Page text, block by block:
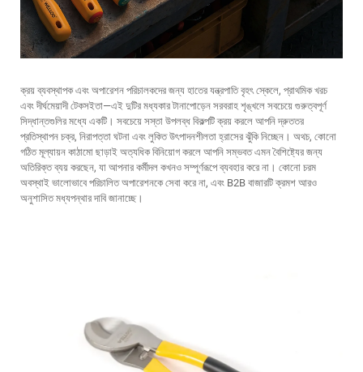
ক্রয় ব্যবস্থাপক এবং অপারেশন পরিচালকদের জন্য হাতের যন্ত্রপাতিবৃহৎ স্কেলে, প্রাথমিক খরচ
এবং দীর্ঘমেয়াদী টেকসইতা—এই দুটির মধ্যকার টানাপোড়েন সরবরাহ শৃঙ্খলে সবচেয়ে গুরুত্বপূর্ণ
সিদ্ধান্তগুলির মধ্যে একটি। সবচেয়ে সস্তা উপলব্ধ বিকল্পটি ক্রয় করলে আপনি দ্রুততর
প্রতিস্থাপন চক্র, নিরাপত্তা ঘটনা এবং লুকিত উৎপাদনশীলতা হ্রাসের ঝুঁকি নিচ্ছেন। অথচ, কোনো
গঠিত মূল্যায়ন কাঠামো ছাড়াই অত্যধিক বিনিয়োগ করলে আপনি সম্ভবত এমন বৈশিষ্ট্যের জন্য
অতিরিক্ত ব্যয় করছেন, যা আপনার কর্মীদল কখনও সম্পূর্ণরূপে ব্যবহার করে না। কোনো চরম
অবস্থাই ভালোভাবে পরিচালিত অপারেশনকে সেবা করে না, এবং B2B বাজারটি ক্রমশ আরও
অনুশাসিত মধ্যপন্থার দাবি জানাচ্ছে।